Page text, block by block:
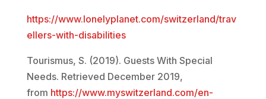
https://www.lonelyplanet.com/switzerland/trav
ellers-with-disabilities
Tourismus, S. (2019). Guests With Special
Needs. Retrieved December 2019,
from https://www.myswitzerland.com/en-